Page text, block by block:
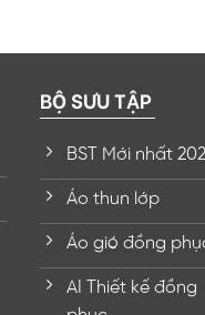
BỘ SƯU TẬP
BST Mới nhất
Áo thun lớp
Áo gió đồng
AI Thiết kế đồng